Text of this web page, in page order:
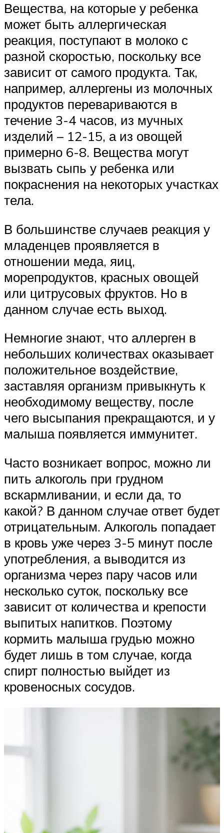
Вещества, на которые у ребенка
может быть аллергическая
реакция, поступают в молоко с
разной скоростью, поскольку все
зависит от самого продукта. Так,
например, аллергены из молочных
продуктов перевариваются в
течение 3-4 часов, из мучных
изделий – 12-15, а из овощей
примерно 6-8. Вещества могут
вызвать сыпь у ребенка или
покраснения на некоторых участках
тела.
В большинстве случаев реакция у
младенцев проявляется в
отношении меда, яиц,
морепродуктов, красных овощей
или цитрусовых фруктов. Но в
данном случае есть выход.
Немногие знают, что аллерген в
небольших количествах оказывает
положительное воздействие,
заставляя организм привыкнуть к
необходимому веществу, после
чего высыпания прекращаются, и у
малыша появляется иммунитет.
Часто возникает вопрос, можно ли
пить алкоголь при грудном
вскармливании, и если да, то
какой? В данном случае ответ будет
отрицательным. Алкоголь попадает
в кровь уже через 3-5 минут после
употребления, а выводится из
организма через пару часов или
несколько суток, поскольку все
зависит от количества и крепости
выпитых напитков. Поэтому
кормить малыша грудью можно
будет лишь в том случае, когда
спирт полностью выйдет из
кровеносных сосудов.